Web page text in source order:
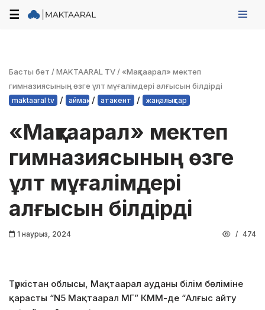
☰
Басты бет /MAKTAARAL TV / «Мақтаарал» мектеп
гимназиясының өзге ұлт мұғалімдері алғысын білдірді
maktaaral tv / аймақ / атакент / жаңалықтар
«Мақтаарал» мектеп
гимназиясының өзге
ұлт мұғалімдері
алғысын білдірді
1 наурыз, 2024 474
Түркістан облысы, Мақтаарал ауданы білім бөліміне
қарасты “N5 Мақтаарал МГ” КММ-де “Алғыс айту